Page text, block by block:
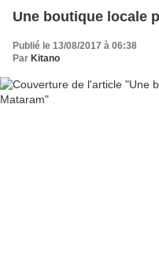
Une boutique locale
Publié le 13/08/2017 à 06:38
Par Kitano